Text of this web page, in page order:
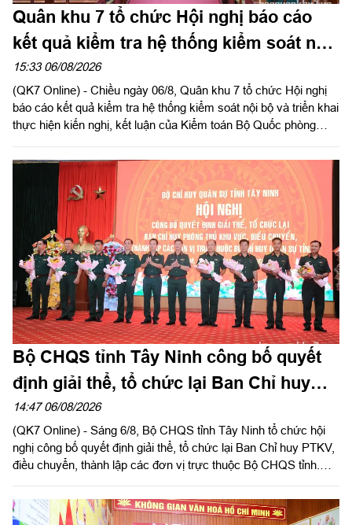
Quân khu 7 tổ chức Hội nghị báo cáo
kết quả kiểm tra hệ thống kiểm soát nội
bộ
15:33 06/08/2026
(QK7 Online) - Chiều ngày 06/8, Quân khu 7 tổ chức Hội nghị
báo cáo kết quả kiểm tra hệ thống kiểm soát nội bộ và triển khai
thực hiện kiến nghị, kết luận của Kiểm toán Bộ Quốc phòng
viên Ban Chấp hành Trung ương Đảng, Ủy viên Quân ủy Trung
ương, Phó Bí thư Đảng ủy, Tư lệnh Quân khu chủ trì hội nghị.
Bộ CHQS tỉnh Tây Ninh công bố quyết
định giải thể, tổ chức lại Ban Chỉ huy
phòng thủ khu vực
14:47 06/08/2026
(QK7 Online) - Sáng 6/8, Bộ CHQS tỉnh Tây Ninh tổ chức hội
nghị công bố quyết định giải thể, tổ chức lại Ban Chỉ huy PTKV,
điều chuyển, thành lập các đơn vị trực thuộc Bộ CHQS tỉnh.
Ngọc Hải, Phó Tham mưu trưởng Quân khu dự và phát biểu
chỉ đạo.